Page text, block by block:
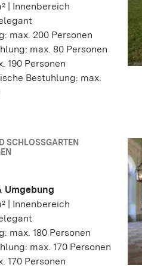
| Innenbereich
max. 200 Personen
max. 80 Personen
190 Personen
Bestuhlung: max.
SCHLOSSGARTEN
Umgebung
| Innenbereich
max. 180 Personen
max. 170 Personen
170 Personen